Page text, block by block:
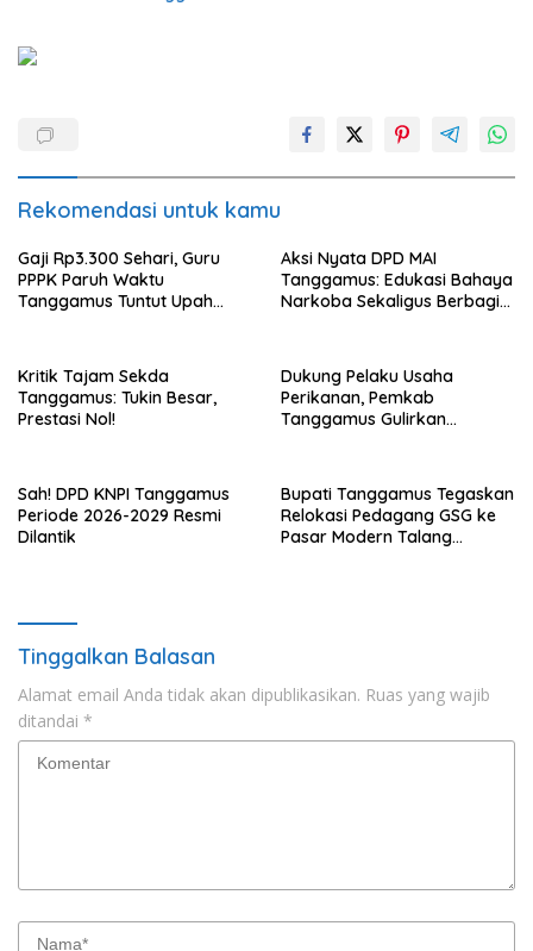
Rekomendasi untuk kamu
Gaji Rp3.300 Sehari, Guru
PPPK Paruh Waktu
Tanggamus Tuntut Upah
Aksi Nyata DPD MAI
Tanggamus: Edukasi Bahaya
Narkoba Sekaligus Berbagi
Kritik Tajam Sekda
Tanggamus: Tukin Besar,
Prestasi Nol!
Dukung Pelaku Usaha
Perikanan, Pemkab
Tanggamus Gulirkan
Sah! DPD KNPI Tanggamus
Periode 2026-2029 Resmi
Dilantik
Bupati Tanggamus Tegaskan
Relokasi Pedagang GSG ke
Pasar Modern Talang
Tinggalkan Balasan
Alamat email Anda tidak akan dipublikasikan. Ruas yang wajib
ditandai *